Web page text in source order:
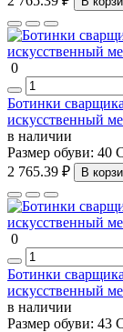
0
Ботинки
искусственный
в наличии
Размер обуви: 40
2 765.39 ₽
В
0
Ботинки
искусственный
в наличии
Размер обуви: 43